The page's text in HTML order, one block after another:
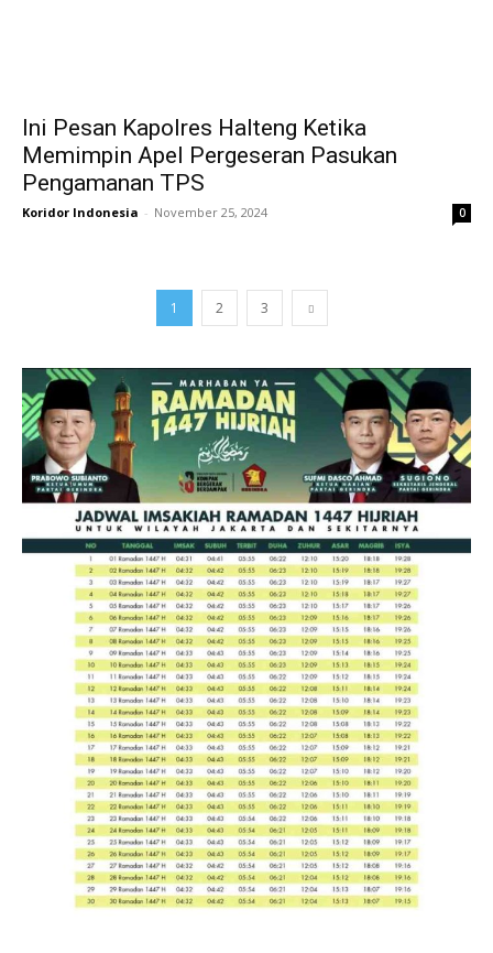
Ini Pesan Kapolres Halteng Ketika
Memimpin Apel Pergeseran Pasukan
Pengamanan TPS
Koridor Indonesia - November 25, 2024 0
1 2 3